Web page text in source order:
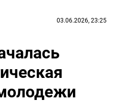
03.06.2026, 23:25